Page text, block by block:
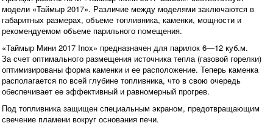
модели «Таймыр 2017». Различие между моделями заключаются в
габаритных размерах, объеме топливника, каменки, мощности и
рекомендуемом объеме парильного помещения.
«Таймыр Мини 2017 Inox» предназначен для парилок 6—12 куб.м.
За счет оптимального размещения источника тепла (газовой горелки)
оптимизированы форма каменки и ее расположение. Теперь каменка
располагается по всей глубине топливника, что в свою очередь
обеспечивает ее эффективный и равномерный прогрев.
Под топливника защищен специальным экраном, предотвращающим
свечение пламени вокруг основания печи.